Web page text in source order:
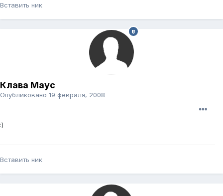
Вставить ник
Клава Маус
Опубликовано 19 февраля, 2008
:)
Вставить ник